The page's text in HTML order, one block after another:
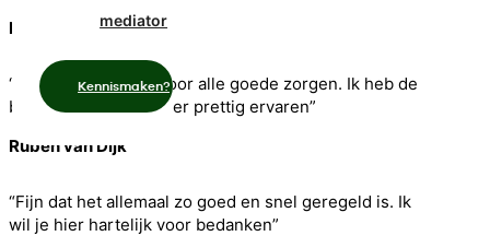
mediator
Kennismaken?
Laura van den Berg
“Ik wil je bedanken voor alle goede zorgen. Ik heb de
bijeenkomsten als zeer prettig ervaren”
Ruben van Dijk
“Fijn dat het allemaal zo goed en snel geregeld is. Ik
wil je hier hartelijk voor bedanken”